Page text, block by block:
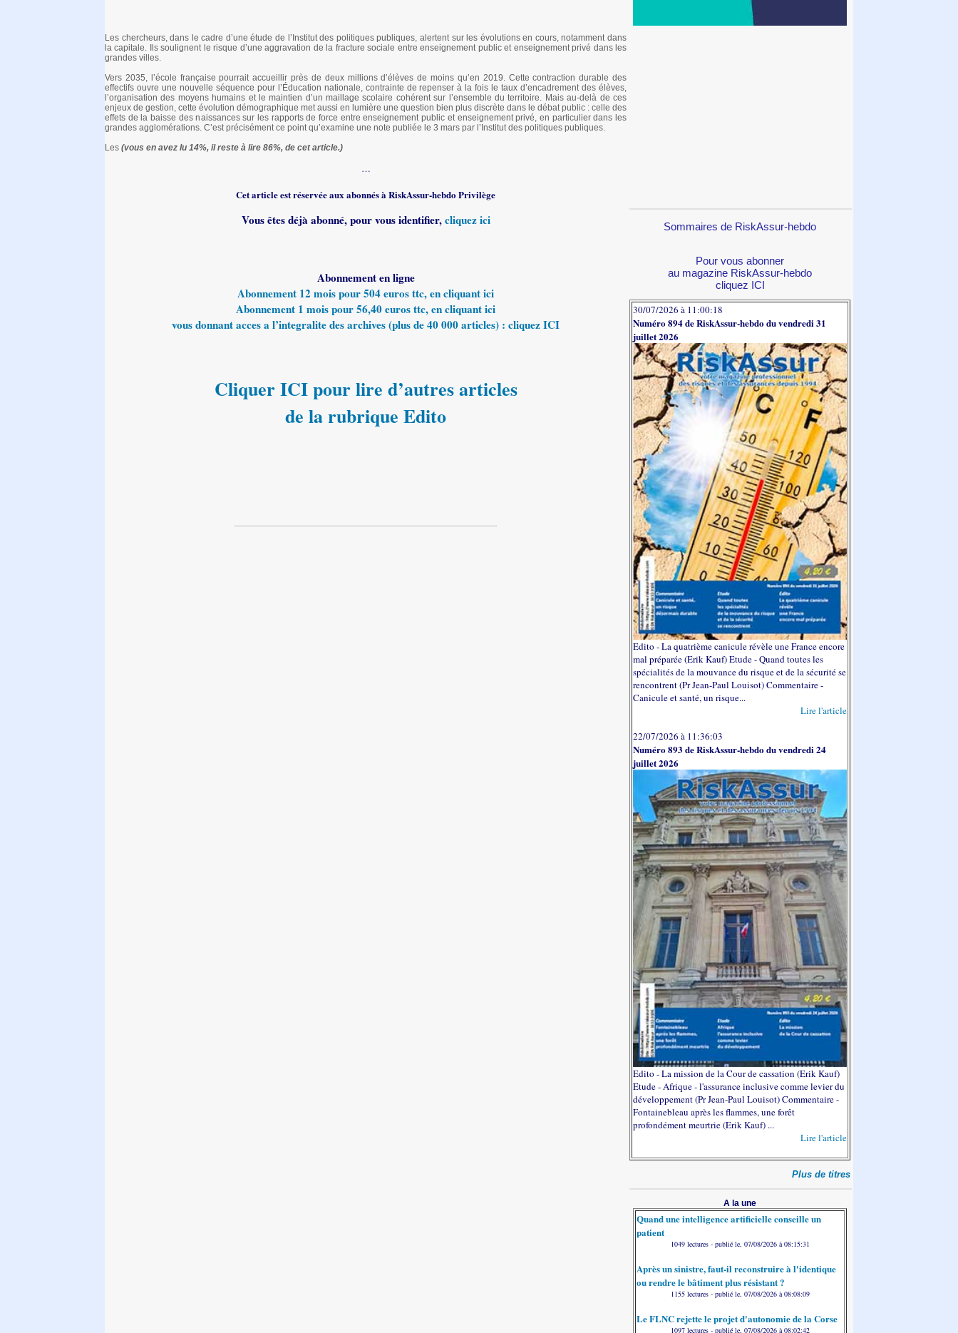
Les chercheurs, dans le cadre d’une étude de l’Institut des politiques publiques, alertent sur les évolutions en cours, notamment dans
la capitale. Ils soulignent le risque d’une aggravation de la fracture sociale entre enseignement public et enseignement privé dans les
grandes villes.
Vers 2035, l’école française pourrait accueillir près de deux millions d’élèves de moins qu’en 2019. Cette contraction durable des
effectifs ouvre une nouvelle séquence pour l’Éducation nationale, contrainte de repenser à la fois le taux d’encadrement des élèves,
l’organisation des moyens humains et le maintien d’un maillage scolaire cohérent sur l’ensemble du territoire. Mais au-delà de ces
enjeux de gestion, cette évolution démographique met aussi en lumière une question bien plus discrète dans le débat public : celle des
effets de la baisse des naissances sur les rapports de force entre enseignement public et enseignement privé, en particulier dans les
grandes agglomérations. C’est précisément ce point qu’examine une note publiée le 3 mars par l’Institut des politiques publiques.
Les (vous en avez lu 14%, il reste à lire 86%, de cet article.)
…
Cet article est réservée aux abonnés à RiskAssur-hebdo Privilège
Vous êtes déjà abonné, pour vous identifier,cliquez ici
Abonnement en ligne
Abonnement 12 mois pour 504 euros ttc, en cliquant ici
Abonnement 1 mois pour 56,40 euros ttc, en cliquant ici
vous donnant acces a l’integralite des archives (plus de 40 000 articles) : cliquez ICI
Cliquer ICI pour lire d’autres articles
de la rubrique Edito
Sommaires de RiskAssur-hebdo
Pour vous abonner
au magazine RiskAssur-hebdo
cliquez ICI
30/07/2026 à 11:00:18
Numéro 894 de RiskAssur-hebdo du vendredi 31
juillet 2026
Edito - La quatrième canicule révèle une France encore
mal préparée (Erik Kauf) Etude - Quand toutes les
spécialités de la mouvance du risque et de la sécurité se
rencontrent (Pr Jean-Paul Louisot) Commentaire -
Canicule et santé, un risque...
Lire l'article
22/07/2026 à 11:36:03
Numéro 893 de RiskAssur-hebdo du vendredi 24
juillet 2026
Edito - La mission de la Cour de cassation (Erik Kauf)
Etude - Afrique - l'assurance inclusive comme levier du
développement (Pr Jean-Paul Louisot) Commentaire -
Fontainebleau après les flammes, une forêt
profondément meurtrie (Erik Kauf) ...
Lire l'article
Plus de titres
A la une
Quand une intelligence artificielle conseille un
patient
1049 lectures - publié le, 07/08/2026 à 08:15:31
Après un sinistre, faut-il reconstruire à l'identique
ou rendre le bâtiment plus résistant ?
1155 lectures - publié le, 07/08/2026 à 08:08:09
Le FLNC rejette le projet d'autonomie de la Corse
1097 lectures - publié le, 07/08/2026 à 08:02:42